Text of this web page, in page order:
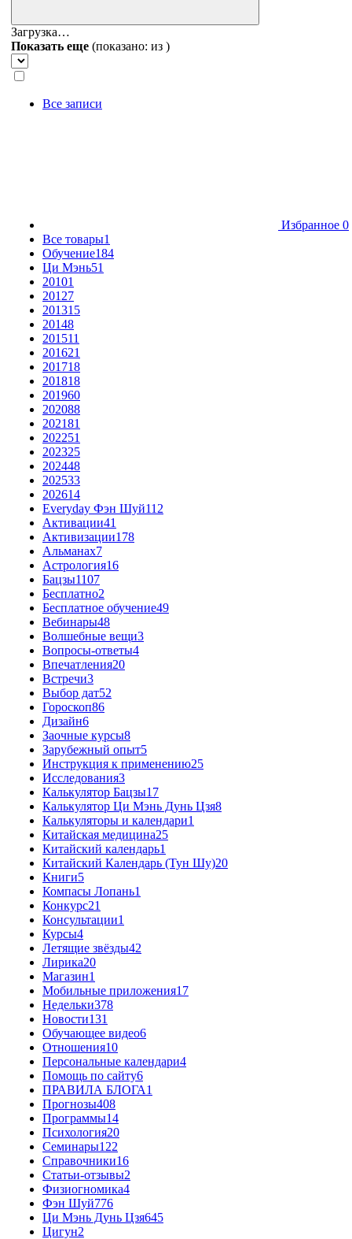
Загрузка…
Показать еще (показано: из )
Все записи
Избранное 0
Все товары1
Обучение184
Ци Мэнь51
20101
20127
201315
20148
201511
201621
201718
201818
201960
202088
202181
202251
202325
202448
202533
202614
Everyday Фэн Шуй112
Активации41
Активизации178
Альманах7
Астрология16
Бацзы1107
Бесплатно2
Бесплатное обучение49
Вебинары48
Волшебные вещи3
Вопросы-ответы4
Впечатления20
Встречи3
Выбор дат52
Гороскоп86
Дизайн6
Заочные курсы8
Зарубежный опыт5
Инструкция к применению25
Исследования3
Калькулятор Бацзы17
Калькулятор Ци Мэнь Дунь Цзя8
Калькуляторы и календари1
Китайская медицина25
Китайский календарь1
Китайский Календарь (Тун Шу)20
Книги5
Компасы Лопань1
Конкурс21
Консультации1
Курсы4
Летящие звёзды42
Лирика20
Магазин1
Мобильные приложения17
Недельки378
Новости131
Обучающее видео6
Отношения10
Персональные календари4
Помощь по сайту6
ПРАВИЛА БЛОГА1
Прогнозы408
Программы14
Психология20
Семинары122
Справочники16
Статьи-отзывы2
Физиогномика4
Фэн Шуй776
Ци Мэнь Дунь Цзя645
Цигун2